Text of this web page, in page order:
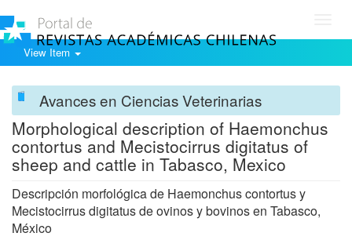
View Item
Avances en Ciencias Veterinarias
Morphological description of Haemonchus
contortus and Mecistocirrus digitatus of
sheep and cattle in Tabasco, Mexico
Descripción morfológica de Haemonchus contortus y
Mecistocirrus digitatus de ovinos y bovinos en Tabasco,
México